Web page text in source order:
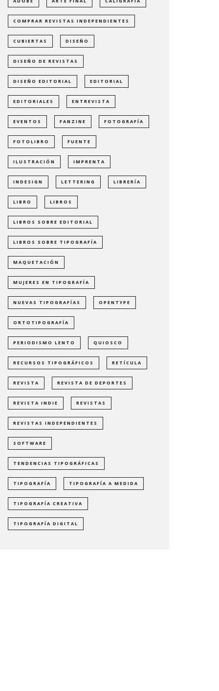
COMPRAR REVISTAS INDEPENDIENTES
CUBIERTAS DISEÑO
DISEÑO DE REVISTAS
DISEÑO EDITORIAL EDITORIAL
EDITORIALES ENTREVISTA
EVENTOS FANZINE FOTOGRAFÍA
FOTOLIBRO FUENTE
ILUSTRACIÓN IMPRENTA
INDESIGN LETTERING LIBRERÍA
LIBRO LIBROS
LIBROS SOBRE EDITORIAL
LIBROS SOBRE TIPOGRAFÍA
MAQUETACIÓN
MUJERES EN TIPOGRAFÍA
NUEVAS TIPOGRAFÍAS OPENTYPE
ORTOTIPOGRAFÍA
PERIODISMO LENTO QUIOSCO
RECURSOS TIPOGRÁFICOS RETÍCULA
REVISTA REVISTA DE DEPORTES
REVISTA INDIE REVISTAS
REVISTAS INDEPENDIENTES
SOFTWARE
TENDENCIAS TIPOGRÁFICAS
TIPOGRAFÍA TIPOGRAFÍA A MEDIDA
TIPOGRAFÍA CREATIVA
TIPOGRAFÍA DIGITAL